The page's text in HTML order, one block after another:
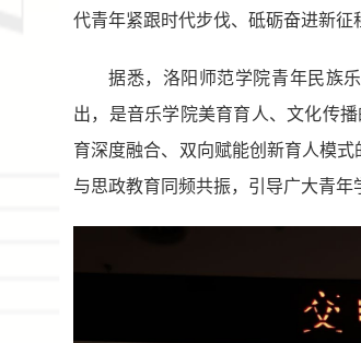
代青年紧跟时代步伐、砥砺奋进新征
据悉，洛阳师范学院青年民族
出，是音乐学院美育育人、文化传
育深度融合、双向赋能创新育人模
与思政教育同频共振，引导广大青年